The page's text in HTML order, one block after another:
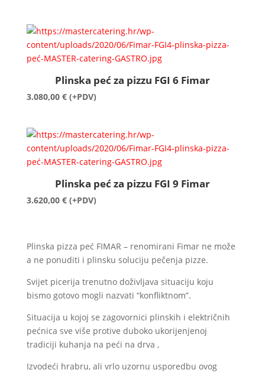
Plinska peć za pizzu FGI 6 Fimar
3.080,00 € (+PDV)
Plinska peć za pizzu FGI 9 Fimar
3.620,00 € (+PDV)
Plinska pizza peć FIMAR – renomirani Fimar ne može
a ne ponuditi i plinsku soluciju pečenja pizze.
Svijet picerija trenutno doživljava situaciju koju
bismo gotovo mogli nazvati “konfliktnom”.
Situacija u kojoj se zagovornici plinskih i električnih
pećnica sve više protive duboko ukorijenjenoj
tradiciji kuhanja na peći na drva ,
Izvodeći hrabru, ali vrlo uzornu usporedbu ovog